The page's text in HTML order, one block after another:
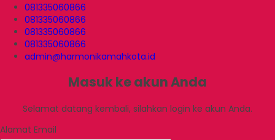
081335060866
081335060866
081335060866
081335060866
admin@harmonikamahkota.id
Masuk ke akun Anda
Selamat datang kembali, silahkan login ke akun Anda.
Alamat Email